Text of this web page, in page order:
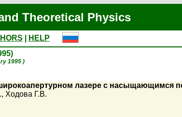
Theoretical Physics
HELP
1995 )
лазере с насыщающимся
, Ходова Г.В.